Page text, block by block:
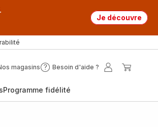
Je découvre
magasins Besoin d'aide ?
Besoin
?
Mon
Programme fidélité